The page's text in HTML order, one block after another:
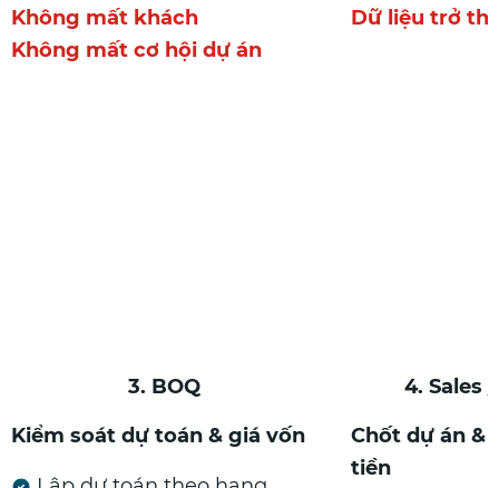
Không mất khách
Không mất cơ hội dự án
Dữ liệu trở
3. BOQ
Kiểm soát dự toán & giá vốn
4. Sales
Chốt dự án &
tiền